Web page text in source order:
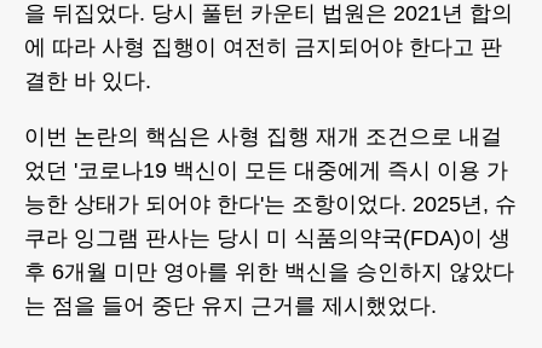
을 뒤집었다. 당시 풀턴 카운티 법원은 2021년 합의
에 따라 사형 집행이 여전히 금지되어야 한다고 판
결한 바 있다.
이번 논란의 핵심은 사형 집행 재개 조건으로 내걸
었던 '코로나19 백신이 모든 대중에게 즉시 이용 가
능한 상태가 되어야 한다'는 조항이었다. 2025년, 슈
쿠라 잉그램 판사는 당시 미 식품의약국(FDA)이 생
후 6개월 미만 영아를 위한 백신을 승인하지 않았다
는 점을 들어 중단 유지 근거를 제시했었다.